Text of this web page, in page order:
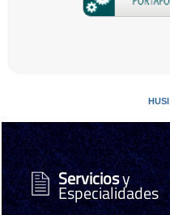
HUSI
Serviciosy
Especialidades